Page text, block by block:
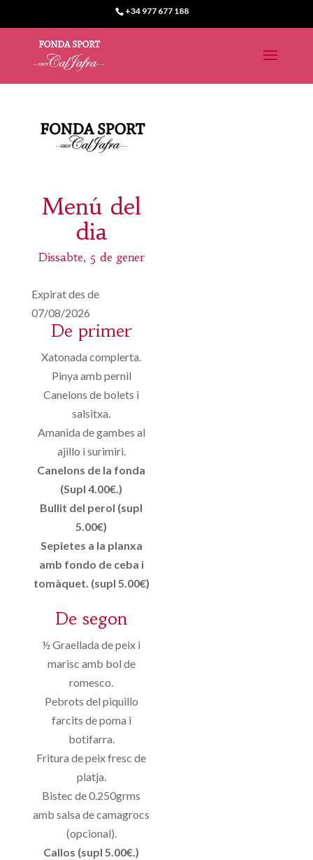
+34 977 677 188
Menú del
dia
Dissabte, 5 de gener
Expirat des de
07/08/2026
De primer
Xatonada complerta.
Pinya amb pernil
Canelons de bolets i
salsitxa.
Amanida de gambes al
ajillo i surimiri.
Canelons de la fonda
(Supl 4.00€.)
Bullit del perol (supl
5.00€)
Sepietes a la planxa
amb fondo de ceba i
tomàquet. (supl 5.00€)
De segon
½ Graellada de peix i
marisc amb bol de
romesco.
Pebrots del piquillo
farcits de poma i
botifarra.
Fritura de peix fresc de
platja.
Bistec de 0.250grms
amb salsa de camagrocs
(opcional).
Callos (supl 5.00€.)